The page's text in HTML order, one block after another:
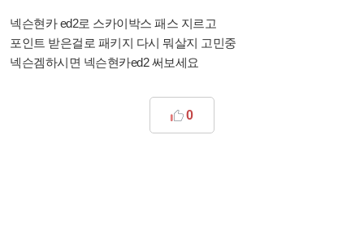
넥슨현카 ed2로 스카이박스 패스 지르고
포인트 받은걸로 패키지 다시 뭐살지 고민중
넥슨겜하시면 넥슨현카ed2 써보세요
0